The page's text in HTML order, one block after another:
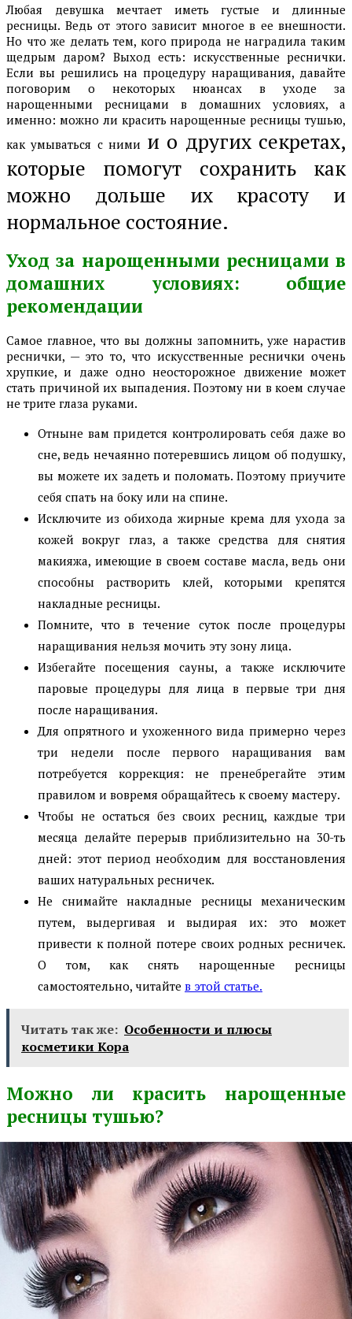
Любая девушка мечтает иметь густые и длинные
ресницы. Ведь от этого зависит многое в ее внешности.
Но что же делать тем, кого природа не наградила таким
щедрым даром? Выход есть: искусственные реснички.
Если вы решились на процедуру наращивания, давайте
поговорим о некоторых нюансах в уходе за
нарощенными ресницами в домашних условиях, а
именно: можно ли красить нарощенные ресницы тушью,
как умываться с ними и о других секретах,
которые помогут сохранить как
можно дольше их красоту и
нормальное состояние.
Уход за нарощенными ресницами в
домашних условиях: общие
рекомендации
Самое главное, что вы должны запомнить, уже нарастив
реснички, — это то, что искусственные реснички очень
хрупкие, и даже одно неосторожное движение может
стать причиной их выпадения. Поэтому ни в коем случае
не трите глаза руками.
Отныне вам придется контролировать себя даже во
сне, ведь нечаянно потеревшись лицом об подушку,
вы можете их задеть и поломать. Поэтому приучите
себя спать на боку или на спине.
Исключите из обихода жирные крема для ухода за
кожей вокруг глаз, а также средства для снятия
макияжа, имеющие в своем составе масла, ведь они
способны растворить клей, которыми крепятся
накладные ресницы.
Помните, что в течение суток после процедуры
наращивания нельзя мочить эту зону лица.
Избегайте посещения сауны, а также исключите
паровые процедуры для лица в первые три дня
после наращивания.
Для опрятного и ухоженного вида примерно через
три недели после первого наращивания вам
потребуется коррекция: не пренебрегайте этим
правилом и вовремя обращайтесь к своему мастеру.
Чтобы не остаться без своих ресниц, каждые три
месяца делайте перерыв приблизительно на 30-ть
дней: этот период необходим для восстановления
ваших натуральных ресничек.
Не снимайте накладные ресницы механическим
путем, выдергивая и выдирая их: это может
привести к полной потере своих родных ресничек.
О том, как снять нарощенные ресницы
самостоятельно, читайте в этой статье.
Читать так же: Особенности и плюсы
косметики Кора
Можно ли красить нарощенные
ресницы тушью?